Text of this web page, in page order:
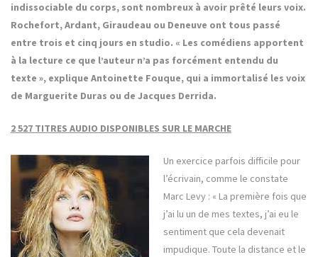
indissociable du corps, sont nombreux à avoir prêté leurs voix.
Rochefort, Ardant, Giraudeau ou Deneuve ont tous passé
entre trois et cinq jours en studio. « Les comédiens apportent
à la lecture ce que l’auteur n’a pas forcément entendu du
texte », explique Antoinette Fouque, qui a immortalisé les voix
de Marguerite Duras ou de Jacques Derrida.
2 527 TITRES AUDIO DISPONIBLES SUR LE MARCHE
Un exercice parfois difficile pour
l’écrivain, comme le constate
Marc Levy : « La première fois que
j’ai lu un de mes textes, j’ai eu le
sentiment que cela devenait
impudique. Toute la distance et le